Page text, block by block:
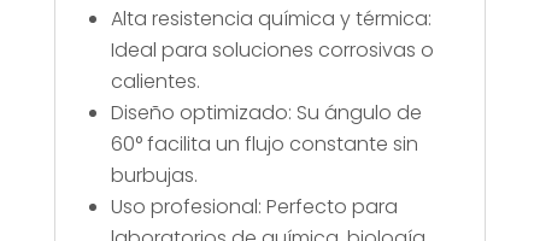
Alta resistencia química y térmica:
Ideal para soluciones corrosivas o
calientes.
Diseño optimizado: Su ángulo de
60° facilita un flujo constante sin
burbujas.
Uso profesional: Perfecto para